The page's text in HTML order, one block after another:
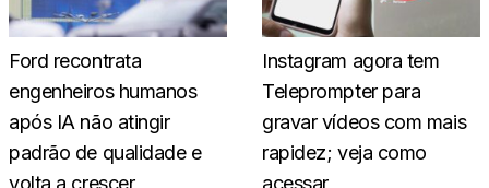
Ford recontrata
engenheiros humanos
após IA não atingir
padrão de qualidade e
volta a crescer
Instagram agora tem
Teleprompter para
gravar vídeos com mais
rapidez; veja como
acessar